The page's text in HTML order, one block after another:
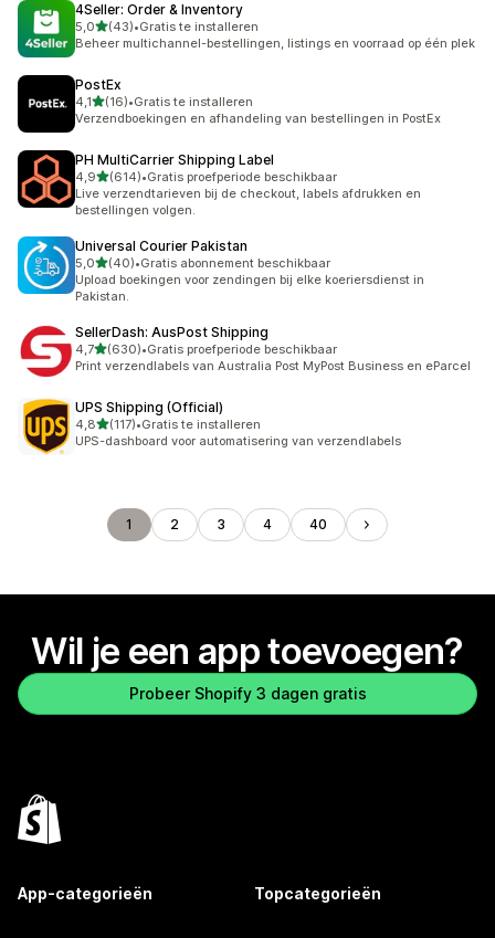
4Seller: Order & Inventory
5,0van 5 sterren
(43)
43 recensies in totaal
•Gratis te installeren
Beheer multichannel-bestellingen, listings en voorraad op één plek
PostEx
4,1van 5 sterren
(16)
16 recensies in totaal
•Gratis te installeren
Verzendboekingen en afhandeling van bestellingen in PostEx
PH MultiCarrier Shipping Label
4,9van 5 sterren
(614)
614 recensies in totaal
•Gratis proefperiode beschikbaar
Live verzendtarieven bij de checkout, labels afdrukken en
bestellingen volgen.
Universal Courier Pakistan
5,0van 5 sterren
(40)
40 recensies in totaal
•Gratis abonnement beschikbaar
Upload boekingen voor zendingen bij elke koeriersdienst in
Pakistan.
SellerDash: AusPost Shipping
4,7van 5 sterren
(630)
630 recensies in totaal
•Gratis proefperiode beschikbaar
Print verzendlabels van Australia Post MyPost Business en eParcel
UPS Shipping (Official)
4,8van 5 sterren
(117)
117 recensies in totaal
•Gratis te installeren
UPS-dashboard voor automatisering van verzendlabels
1 2 3 4 40
Wil je een app toevoegen?
Probeer Shopify 3 dagen gratis
App-categorieën Topcategorieën